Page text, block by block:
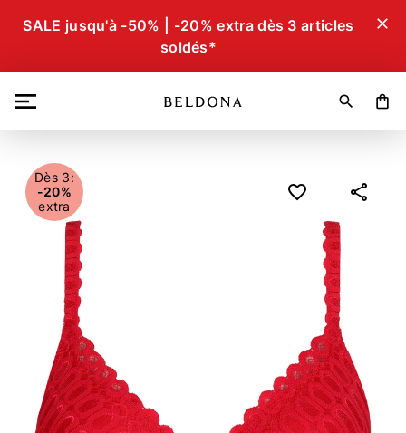
SALE jusqu'à -50% | -20% extra dès 3 articles
soldés*
close
search shopping_bag
Dès 3:
-20%
extra